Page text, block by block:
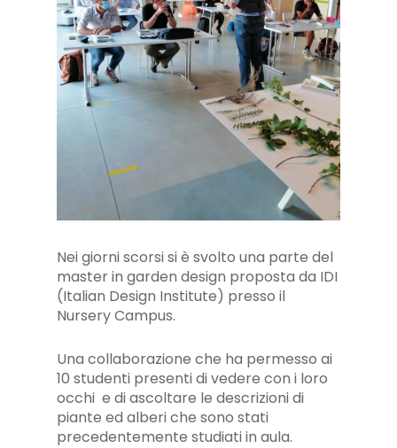
Nei giorni scorsi si è svolto una parte del
master in garden design proposta da IDI
(Italian Design Institute) presso il
Nursery Campus.
Una collaborazione che ha permesso ai
10 studenti presenti di vedere con i loro
occhi e di ascoltare le descrizioni di
piante ed alberi che sono stati
precedentemente studiati in aula.